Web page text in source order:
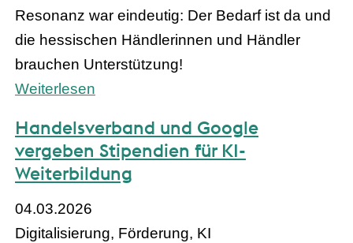
Resonanz war eindeutig: Der Bedarf ist da und
die hessischen Händlerinnen und Händler
brauchen Unterstützung!
Weiterlesen
Handelsverband und Google
vergeben Stipendien für KI-
Weiterbildung
04.03.2026
Digitalisierung, Förderung, KI